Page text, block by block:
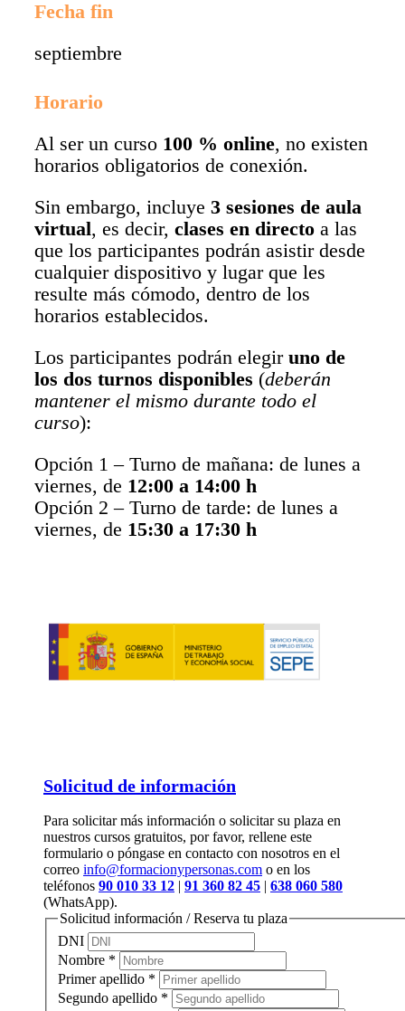
Fecha fin
septiembre
Horario
Al ser un curso 100 % online, no existen
horarios obligatorios de conexión.
Sin embargo, incluye 3 sesiones de aula
virtual, es decir, clases en directo a las
que los participantes podrán asistir desde
cualquier dispositivo y lugar que les
resulte más cómodo, dentro de los
horarios establecidos.
Los participantes podrán elegir uno de
los dos turnos disponibles (deberán
mantener el mismo durante todo el
curso):
Opción 1 – Turno de mañana: de lunes a
viernes, de 12:00 a 14:00 h
Opción 2 – Turno de tarde: de lunes a
viernes, de 15:30 a 17:30 h
Solicitud de información
Para solicitar más información o solicitar su plaza en
nuestros cursos gratuitos, por favor, rellene este
formulario o póngase en contacto con nosotros en el
correo info@formacionypersonas.com o en los
teléfonos 90 010 33 12 | 91 360 82 45 | 638 060 580
(WhatsApp).
Solicitud información / Reserva tu plaza
DNI
Nombre *
Primer apellido *
Segundo apellido *